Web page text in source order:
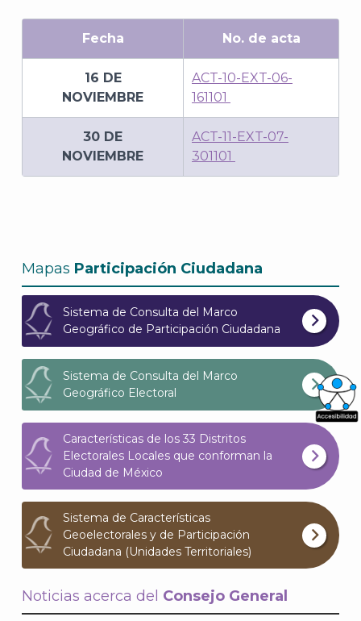
Fecha No. de acta
16 DE
NOVIEMBRE
ACT-10-EXT-06-
161101
30 DE
NOVIEMBRE
ACT-11-EXT-07-
301101
Mapas Participación Ciudadana
Sistema de Consulta del Marco
Geográfico de Participación Ciudadana
Sistema de Consulta del Marco
Geográfico Electoral
Características de los 33 Distritos
Electorales Locales que conforman la
Ciudad de México
Sistema de Características
Geoelectorales y de Participación
Ciudadana (Unidades Territoriales)
Noticias acerca del Consejo General